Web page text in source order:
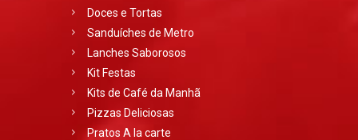
Doces e Tortas
Sanduíches de Metro
Lanches Saborosos
Kit Festas
Kits de Café da Manhã
Pizzas Deliciosas
Pratos A la carte